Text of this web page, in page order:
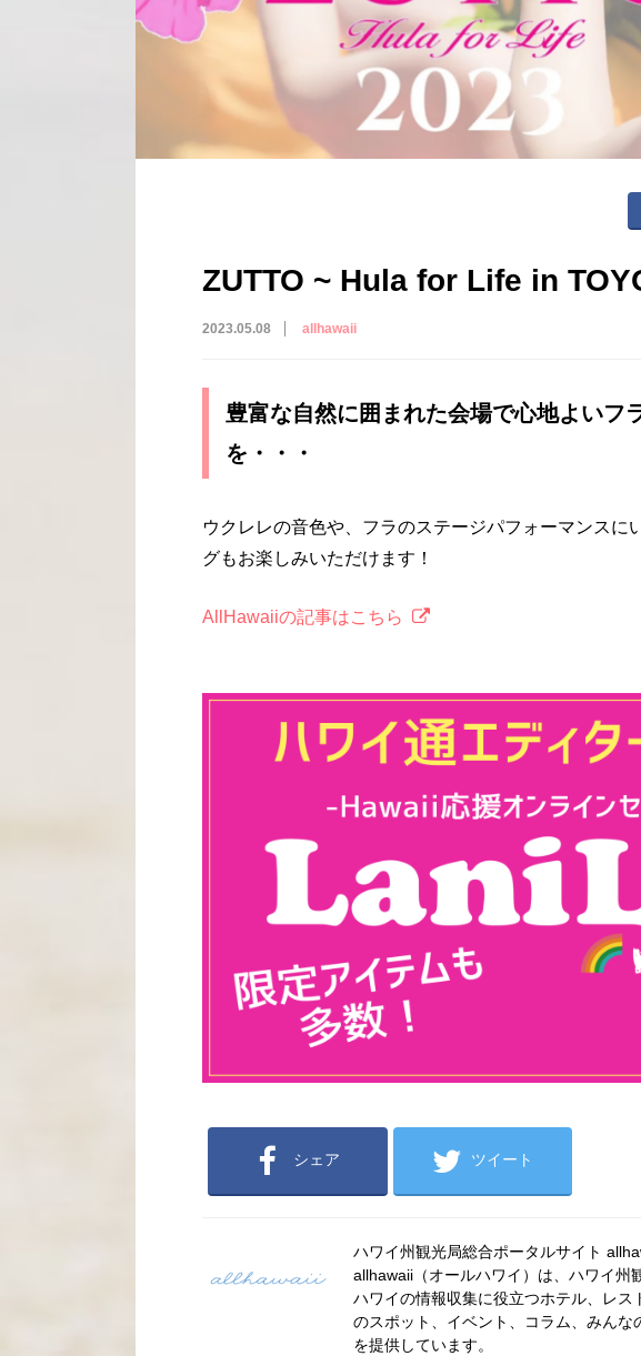
ZUTTO ~ Hula for Life in
2023.05.08 allhawaii
豊富な自然に囲まれた会場で心地よいフ
を・・・
ウクレレの音色や、フラのステージパフォーマンスに
グもお楽しみいただけます！
AllHawaiiの記事はこちら
シェア ツイート
ハワイ州観光局総合ポータルサイト
allhawaii（オールハワイ）は、ハワイ州
ハワイの情報収集に役立つホテル、レ
のスポット、イベント、コラム、みん
を提供しています。